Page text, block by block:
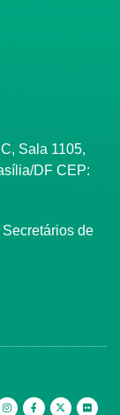
Sala 1105,
DF CEP:
de